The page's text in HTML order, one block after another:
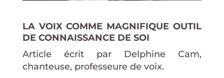
LA VOIX COMME MAGNIFIQUE OUTIL
DE CONNAISSANCE DE SOI
Article écrit par Delphine Cam,
chanteuse, professeure de voix.